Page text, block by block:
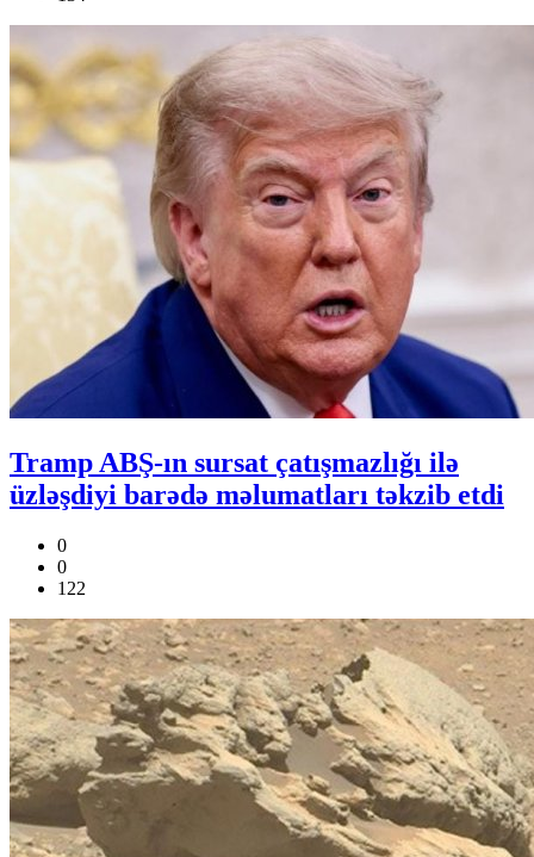
Tramp ABŞ-ın sursat çatışmazlığı ilə
üzləşdiyi barədə məlumatları təkzib etdi
0
0
122